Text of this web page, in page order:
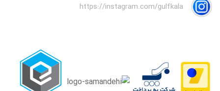
https://instagram.com/gulfkala